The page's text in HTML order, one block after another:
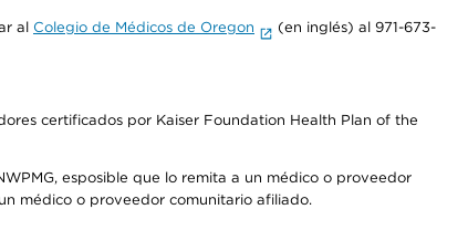
al Colegio de Médicos de Oregon
(en inglés) al 971-673-
certificados por Kaiser Foundation Health Plan of the
esposible que lo remita a un médico o proveedor
médico o proveedor comunitario afiliado.